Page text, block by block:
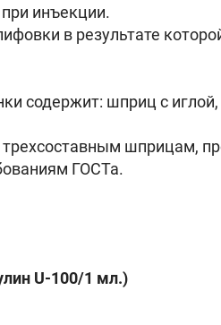
инъекции.
в результате
содержит: шприц с
шприцам,
ГОСТа.
U-100/1 мл.)